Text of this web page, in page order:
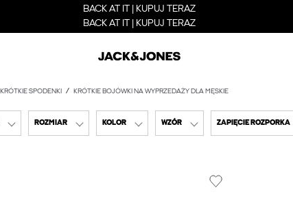
BACK AT IT | KUPUJ TERAZ
BACK AT IT | KUPUJ TERAZ
KRÓTKIE SPODENKI KRÓTKIE BOJÓWKI NA WYPRZEDAŻY DLA MĘSKIE
ROZMIAR KOLOR WZÓR ZAPIĘCIE ROZPORKA